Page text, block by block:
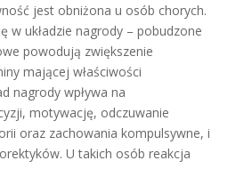
jest obniżona u osób chorych.
w układzie nagrody – pobudzone
powodują zwiększenie
mającej właściwości
nagrody wpływa na
motywację, odczuwanie
oraz zachowania kompulsywne, i
U takich osób reakcja